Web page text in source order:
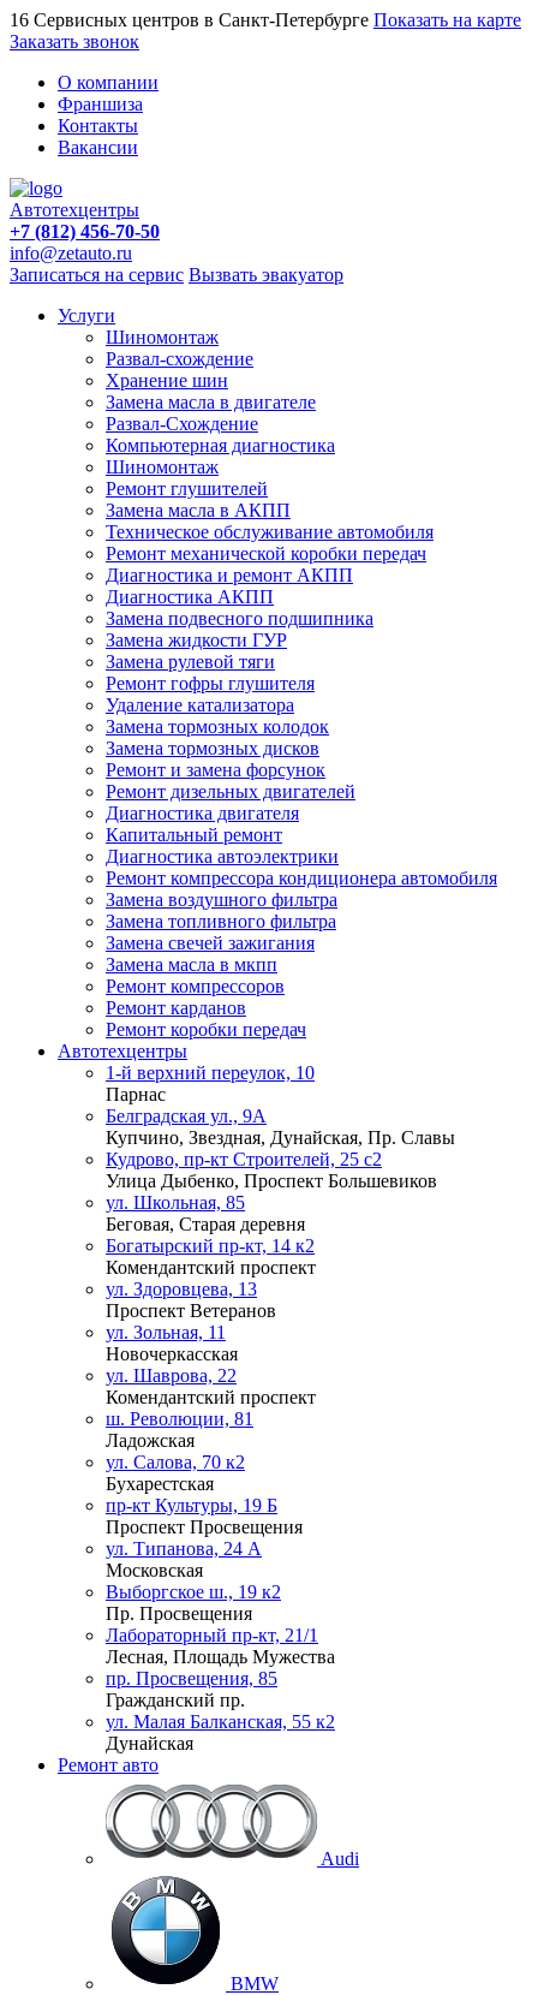
16 Сервисных центров в Санкт-Петербурге Показать на карте
Заказать звонок
О компании
Франшиза
Контакты
Вакансии
Автотехцентры
+7 (812) 456-70-50
info@zetauto.ru
Записаться на сервис Вызвать эвакуатор
Услуги
Шиномонтаж
Развал-схождение
Хранение шин
Замена масла в двигателе
Развал-Схождение
Компьютерная диагностика
Шиномонтаж
Ремонт глушителей
Замена масла в АКПП
Техническое обслуживание автомобиля
Ремонт механической коробки передач
Диагностика и ремонт АКПП
Диагностика АКПП
Замена подвесного подшипника
Замена жидкости ГУР
Замена рулевой тяги
Ремонт гофры глушителя
Удаление катализатора
Замена тормозных колодок
Замена тормозных дисков
Ремонт и замена форсунок
Ремонт дизельных двигателей
Диагностика двигателя
Капитальный ремонт
Диагностика автоэлектрики
Ремонт компрессора кондиционера автомобиля
Замена воздушного фильтра
Замена топливного фильтра
Замена свечей зажигания
Замена масла в мкпп
Ремонт компрессоров
Ремонт карданов
Ремонт коробки передач
Автотехцентры
1-й верхний переулок, 10
Парнас
Белградская ул., 9А
Купчино, Звездная, Дунайская, Пр. Славы
Кудрово, пр-кт Строителей, 25 с2
Улица Дыбенко, Проспект Большевиков
ул. Школьная, 85
Беговая, Старая деревня
Богатырский пр-кт, 14 к2
Комендантский проспект
ул. Здоровцева, 13
Проспект Ветеранов
ул. Зольная, 11
Новочеркасская
ул. Шаврова, 22
Комендантский проспект
ш. Революции, 81
Ладожская
ул. Салова, 70 к2
Бухарестская
пр-кт Культуры, 19 Б
Проспект Просвещения
ул. Типанова, 24 А
Московская
Выборгское ш., 19 к2
Пр. Просвещения
Лабораторный пр-кт, 21/1
Лесная, Площадь Мужества
пр. Просвещения, 85
Гражданский пр.
ул. Малая Балканская, 55 к2
Дунайская
Ремонт авто
Audi
BMW